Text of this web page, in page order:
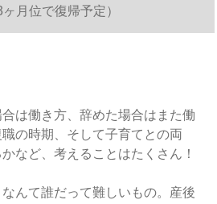
月位で復帰予定）
は働き方、辞めた場合はまた働
の時期、そして子育てとの両
など、考えることはたくさん！
んて誰だって難しいもの。産後